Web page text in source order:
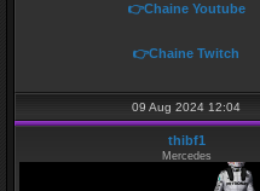
👉Chaine Youtube
👉Chaine Twitch
09 Aug 2024 12:04
thibf1
Mercedes